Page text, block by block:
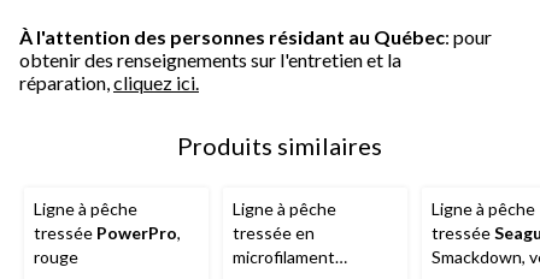
À l'attention des personnes résidant au Québec: pour
obtenir des renseignements sur l'entretien et la
réparation, cliquez ici.
Produits similaires
Ligne à pêche
tressée PowerPro,
rouge
Ligne à pêche
tressée en
microfilament
Ligne à pêche
tressée
Smackdown,